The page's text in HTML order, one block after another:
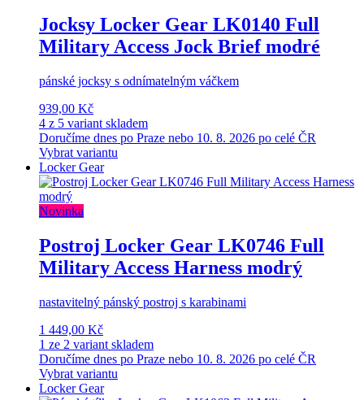
Jocksy Locker Gear LK0140 Full
Military Access Jock Brief modré
pánské jocksy s odnímatelným váčkem
939,00 Kč
4 z 5 variant skladem
Doručíme dnes po Praze nebo 10. 8. 2026 po celé ČR
Vybrat variantu
Locker Gear
Novinka
Postroj Locker Gear LK0746 Full
Military Access Harness modrý
nastavitelný pánský postroj s karabinami
1 449,00 Kč
1 ze 2 variant skladem
Doručíme dnes po Praze nebo 10. 8. 2026 po celé ČR
Vybrat variantu
Locker Gear